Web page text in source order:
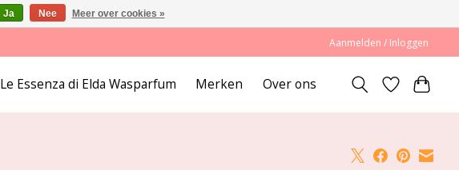
Aanmelden / Inloggen
Le Essenza di Elda Wasparfum Merken Over ons
Ja Nee Meer over cookies »